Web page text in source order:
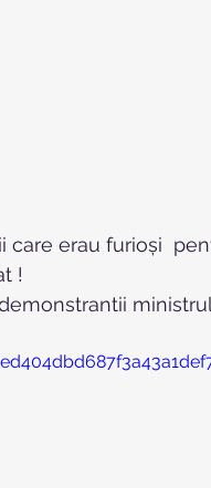
erau furioși
!